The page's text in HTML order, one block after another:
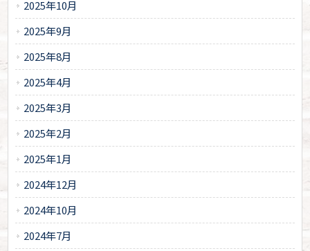
2025年10月
2025年9月
2025年8月
2025年4月
2025年3月
2025年2月
2025年1月
2024年12月
2024年10月
2024年7月